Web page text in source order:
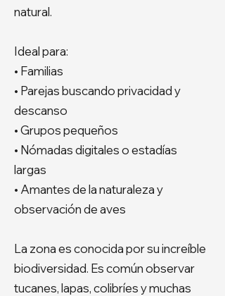
natural.
Ideal para:
• Familias
• Parejas buscando privacidad y
descanso
• Grupos pequeños
• Nómadas digitales o estadías
largas
• Amantes de la naturaleza y
observación de aves
La zona es conocida por su increíble
biodiversidad. Es común observar
tucanes, lapas, colibríes y muchas